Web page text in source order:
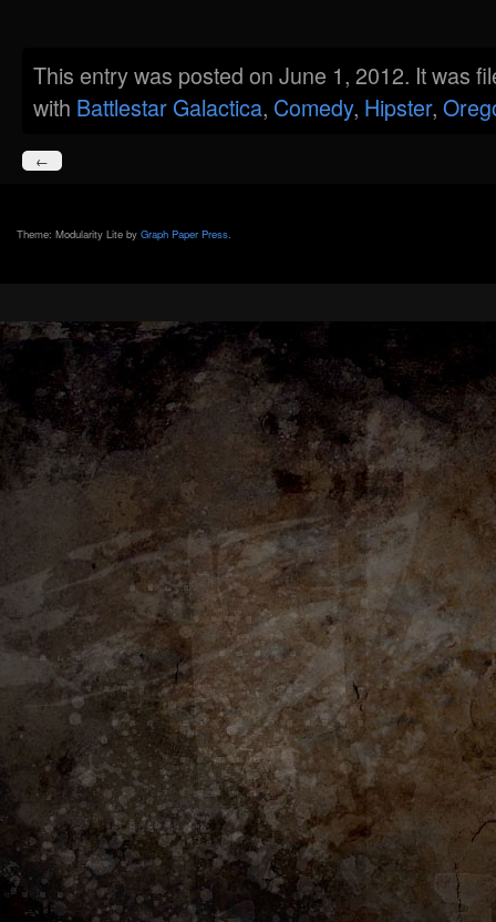
This entry was posted on June 1, 2012. It was
with Battlestar Galactica, Comedy, Hipster,
←
Theme: Modularity Lite by Graph Paper Press.